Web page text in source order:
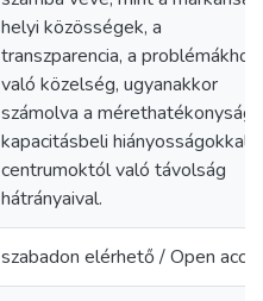
helyi közösségek, a
transzparencia, a problémákhoz
való közelség, ugyanakkor
számolva a mérethatékonysági,
kapacitásbeli hiányosságokkal,
centrumoktól való távolság
hátrányaival.
szabadon elérhető / Open